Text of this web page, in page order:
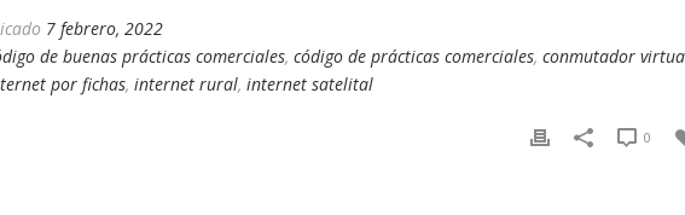
7 febrero, 2022
de buenas prácticas comerciales, código de prácticas comerciales, conmutador
por fichas, internet rural, internet satelital
0